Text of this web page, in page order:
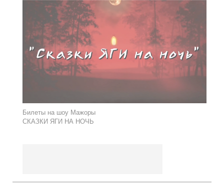
Билеты на шоу Мажоры
СКАЗКИ ЯГИ НА НОЧЬ